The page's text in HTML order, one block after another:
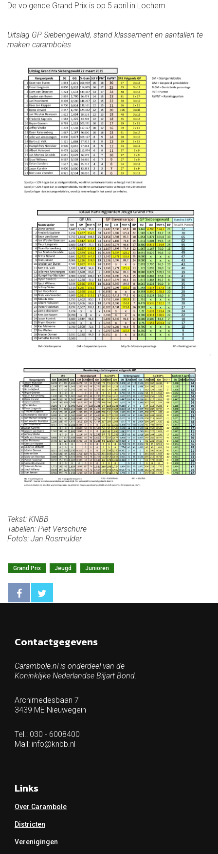
De volgende Grand Prix is op 5 april in Lochem.
Uitslag GP Siebengewald, stand klassement en aantallen te
maken caramboles
Tekst: KNBB
Tabellen: Piet Verschure
Foto’s: Jan Rosmulder
Grand Prix Jeugd Junioren
Contactgegevens
Carambole.nl is onderdeel van de
Koninklijke Nederlandse Biljart Bond.
Archimedesbaan 7
3439 ME Nieuwegein
Tel.: 030 - 6008400
Mail: info@knbb.nl
Links
Over Carambole
Districten
Verenigingen